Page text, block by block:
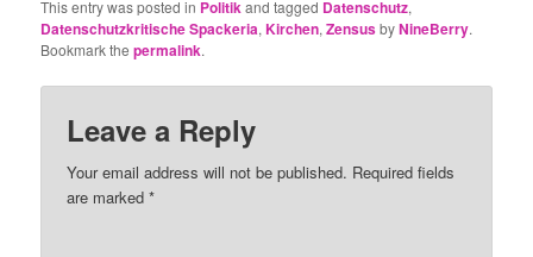
This entry was posted in Politikand tagged Datenschutz,
Datenschutzkritische Spackeria,Kirchen,ZensusbyNineBerry.
Bookmark thepermalink.
Leave a Reply
Your email address will not be published. Required fields
are marked*